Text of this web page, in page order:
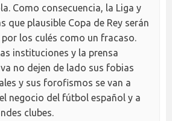
Como consecuencia, la Liga y
que plausible Copa de Rey serán
los culés como un fracaso.
instituciones y la prensa
no dejen de lado sus fobias
y sus forofismos se van a
negocio del fútbol español y a
clubes.